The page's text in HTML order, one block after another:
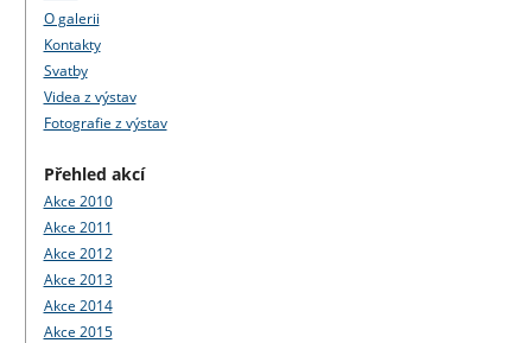
O galerii
Kontakty
Svatby
Videa z výstav
Fotografie z výstav
Přehled akcí
Akce 2010
Akce 2011
Akce 2012
Akce 2013
Akce 2014
Akce 2015